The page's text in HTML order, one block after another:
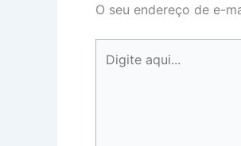
O seu endereço de e-
aqui...